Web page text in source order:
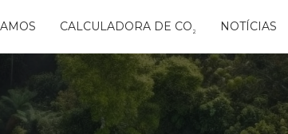
CALCULADORA DE CO² NOTÍCIAS